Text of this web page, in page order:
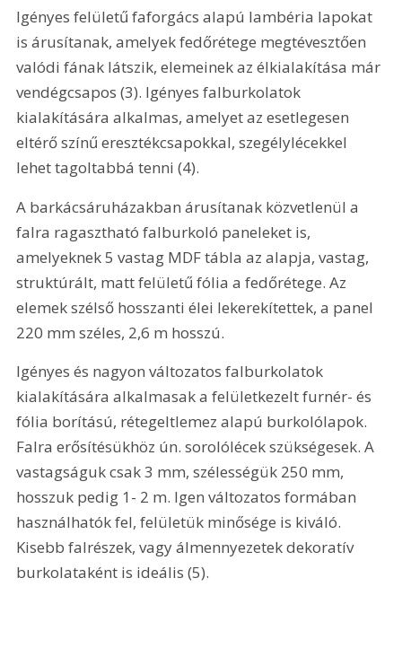
Igényes felületű faforgács alapú lambéria lapokat
is árusítanak, amelyek fedőrétege megtévesztően
valódi fának látszik, elemeinek az élkialakítása már
vendégcsapos (3). Igényes falburkolatok
kialakítására alkalmas, amelyet az esetlegesen
eltérő színű eresztékcsapokkal, szegélylécekkel
lehet tagoltabbá tenni (4).
A barkácsáruházakban árusítanak közvetlenül a
falra ragasztható falburkoló paneleket is,
amelyeknek 5 vastag MDF tábla az alapja, vastag,
struktúrált, matt felületű fólia a fedőrétege. Az
elemek szélső hosszanti élei lekerekítettek, a panel
220 mm széles, 2,6 m hosszú.
Igényes és nagyon változatos falburkolatok
kialakítására alkalmasak a felületkezelt furnér- és
fólia borítású, rétegeltlemez alapú burkolólapok.
Falra erősítésükhöz ún. sorolólécek szükségesek. A
vastagságuk csak 3 mm, szélességük 250 mm,
hosszuk pedig 1- 2 m. Igen változatos formában
használhatók fel, felületük minősége is kiváló.
Kisebb falrészek, vagy álmennyezetek dekoratív
burkolataként is ideális (5).